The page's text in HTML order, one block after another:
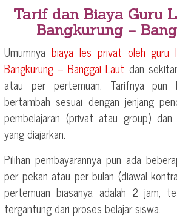
Tarif dan Biaya Guru
Bangkurung –
Umumnya biaya les privat oleh guru
Bangkurung – Banggai Laut dan
atau per pertemuan. Tarifnya pun
bertambah sesuai dengan jenjang
pembelajaran (privat atau group)
yang diajarkan.
Pilihan pembayarannya pun ada
per pekan atau per bulan (diawal
pertemuan biasanya adalah 2 jam,
tergantung dari proses belajar siswa.